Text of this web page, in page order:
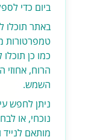
ביום כדי
טמפרטורות
כמו כן
הרוח, אחוזי
השמש.
ניתן לחפש
נוכחי, או
מותאם